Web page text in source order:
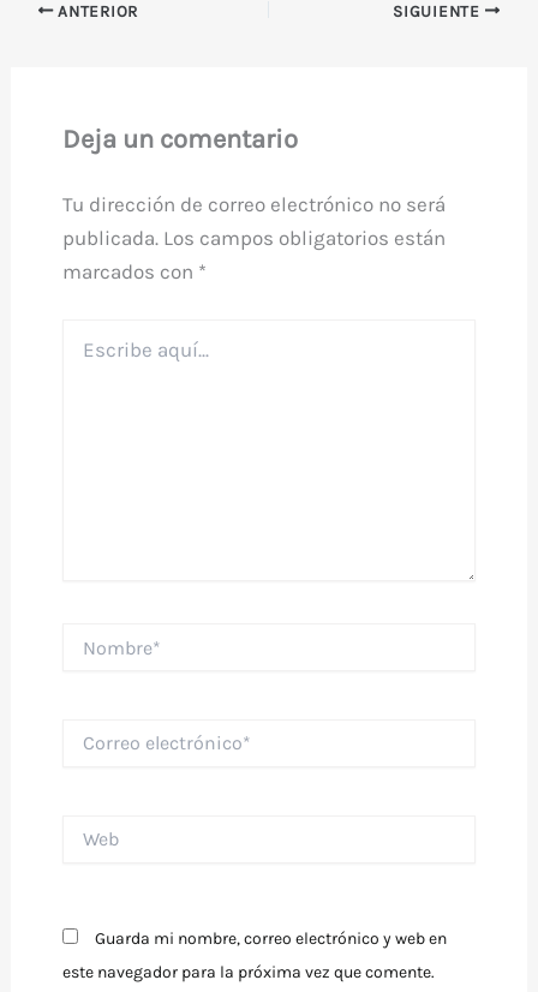
ANTERIOR SIGUIENTE
Deja un comentario
Tu dirección de correo electrónico no será
publicada. Los campos obligatorios están
marcados con *
aquí...
electrónico*
Guarda mi nombre, correo electrónico y web en
este navegador para la próxima vez que comente.